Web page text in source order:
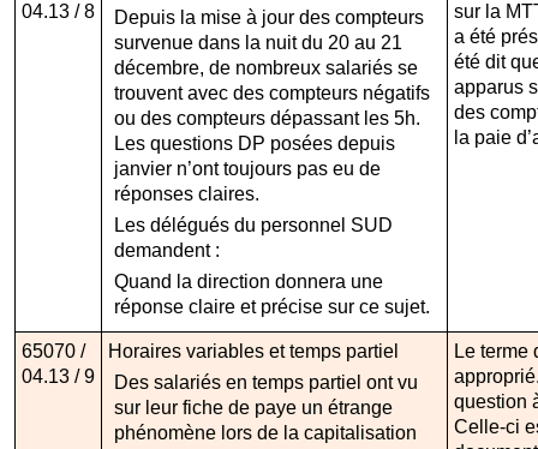
04.13 / 8
Depuis la mise à jour des compteurs
survenue dans la nuit du 20 au 21
décembre, de nombreux salariés se
trouvent avec des compteurs négatifs
ou des compteurs dépassant les 5h.
Les questions DP posées depuis
janvier n’ont toujours pas eu de
réponses claires.
Les délégués du personnel SUD
demandent :
Quand la direction donnera une
réponse claire et précise sur ce sujet.
sur la
a été
été dit
apparus
des
la paie
65070 /
04.13 / 9
Horaires variables et temps partiel
Des salariés en temps partiel ont vu
sur leur fiche de paye un étrange
phénomène lors de la capitalisation
Le terme
question
Celle-ci